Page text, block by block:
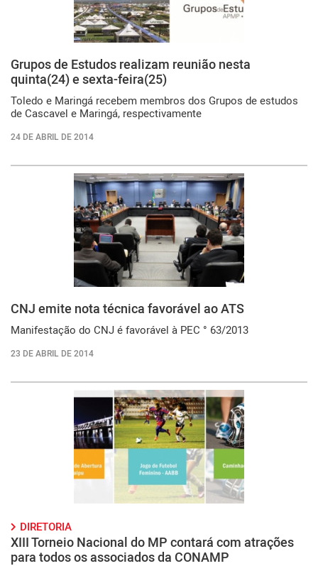
Grupos de Estudos realizam reunião nesta
quinta(24) e sexta-feira(25)
Toledo e Maringá recebem membros dos Grupos de estudos
de Cascavel e Maringá, respectivamente
24 DE ABRIL DE 2014
CNJ emite nota técnica favorável ao ATS
Manifestação do CNJ é favorável à PEC ° 63/2013
23 DE ABRIL DE 2014
DIRETORIA
XIII Torneio Nacional do MP contará com atrações
para todos os associados da CONAMP